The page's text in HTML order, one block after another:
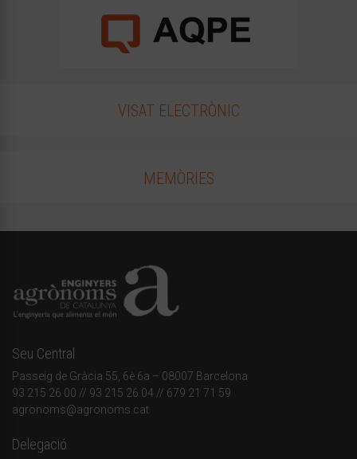
VISAT ELECTRÒNIC
MEMÒRIES
Seu Central
Passeig de Gràcia 55, 6è 6a – 08007 Barcelona
93 215 26 00 // 93 215 26 04 // 679 21 71 59
agronoms@agronoms.cat
Delegació